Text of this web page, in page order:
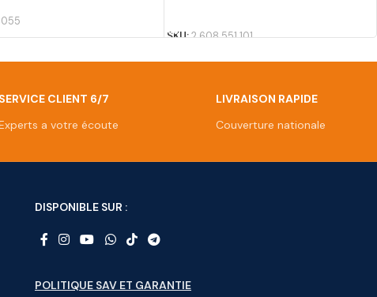
SKU:2 608 551 101
SERVICE CLIENT 6/7
a votre écoute
LIVRAISON RAPIDE
Couverture nationale
DISPONIBLE SUR :
POLITIQUE SAV ET GARANTIE